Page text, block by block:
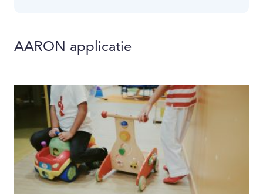
AARON applicatie